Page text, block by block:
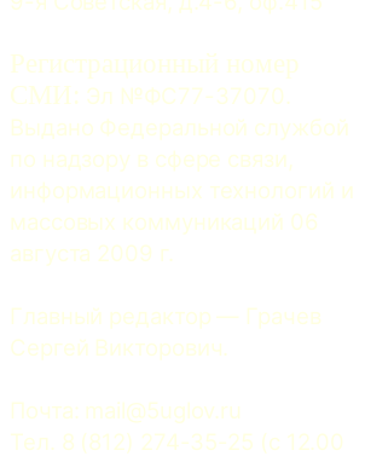
Регистрационный номер
СМИ: Эл №ФС77-37070.
Выдано Федеральной службой
по надзору в сфере связи,
информационных технологий и
массовых коммуникаций 06
августа 2009 г.
Главный редактор — Грачев
Сергей Викторович.
Почта: mail@5uglov.ru
Тел. 8 (812) 274-35-25 (c 12.00